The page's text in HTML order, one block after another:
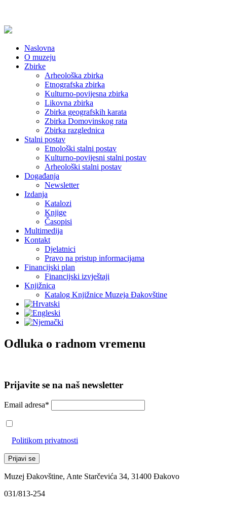
Naslovna
O muzeju
Zbirke
Arheološka zbirka
Etnografska zbirka
Kulturno-povijesna zbirka
Likovna zbirka
Zbirka geografskih karata
Zbirka Domovinskog rata
Zbirka razglednica
Stalni postav
Etnološki stalni postav
Kulturno-povijesni stalni postav
Arheološki stalni postav
Događanja
Newsletter
Izdanja
Katalozi
Knjige
Časopisi
Multimedija
Kontakt
Djelatnici
Pravo na pristup informacijama
Financijski plan
Financijski izvještaji
Knjižnica
Katalog Knjižnice Muzeja Đakovštine
Odluka o radnom vremenu
Prijavite se na naš newsletter
Email adresa*
Politikom privatnosti
Muzej Đakovštine, Ante Starčevića 34, 31400 Đakovo
031/813-254